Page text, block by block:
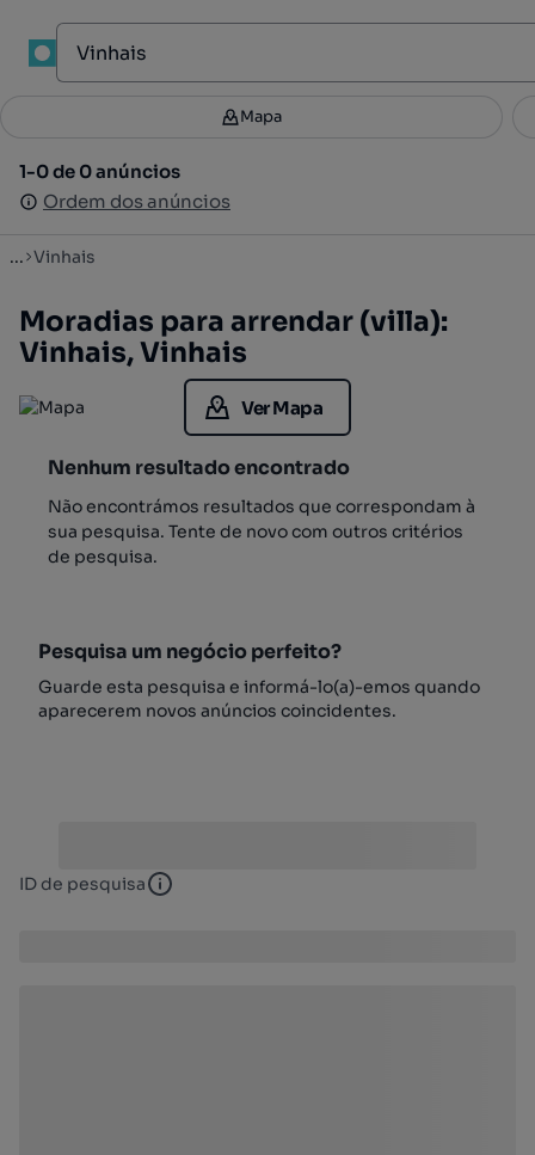
Filtros 4
1-0 de 0 anúncios
Ordem dos anúncios
Mapa
1-0 de 0 anúncios
Ordem dos anúncios
... Vinhais
Moradias para arrendar (villa):
Vinhais, Vinhais
Ver Mapa
Nenhum resultado encontrado
Não encontrámos resultados que correspondam à
sua pesquisa. Tente de novo com outros critérios
de pesquisa.
Pesquisa um negócio perfeito?
Guarde esta pesquisa e informá-lo(a)-emos quando
aparecerem novos anúncios coincidentes.
ID de pesquisa ID de pesquisa